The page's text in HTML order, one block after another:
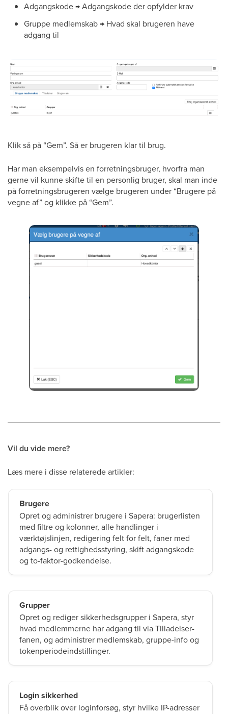
Adgangskode → Adgangskode der opfylder krav
Gruppe medlemskab → Hvad skal brugeren have
adgang til
Klik så på “Gem”. Så er brugeren klar til brug.
Har man eksempelvis en forretningsbruger, hvorfra man
gerne vil kunne skifte til en personlig bruger, skal man inde
på forretningsbrugeren vælge brugeren under “Brugere på
vegne af” og klikke på “Gem”.
Vil du vide mere?
Læs mere i disse relaterede artikler:
Brugere
Opret og administrer brugere i Sapera: brugerlisten
med filtre og kolonner, alle handlinger i
værktøjslinjen, redigering felt for felt, faner med
adgangs- og rettighedsstyring, skift adgangskode
og to-faktor-godkendelse.
Grupper
Opret og rediger sikkerhedsgrupper i Sapera, styr
hvad medlemmerne har adgang til via Tilladelser-
fanen, og administrer medlemskab, gruppe-info og
tokenperiodeindstillinger.
Login sikkerhed
Få overblik over loginforsøg, styr hvilke IP-adresser